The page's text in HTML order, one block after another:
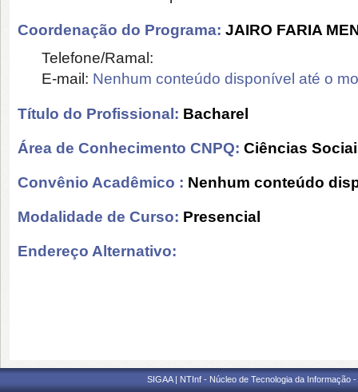
Coordenação do Programa: JAIRO FARIA
Telefone/Ramal:
E-mail: Nenhum conteúdo disponível até o
Título do Profissional: Bacharel
Área de Conhecimento CNPQ: Ciências
Convênio Acadêmico : Nenhum conteúdo
Modalidade de Curso: Presencial
Endereço Alternativo:
SIGAA | NTInf - Núcleo de Tecnologia da